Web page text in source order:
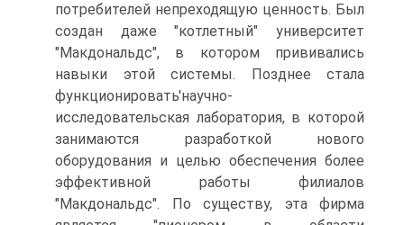
потребителей непреходящую ценность. Был
создан даже "котлетный" университет
"Макдональдс", в котором прививались
навыки этой системы. Позднее стала
функционировать'научно-
исследовательская лаборатория, в которой
занимаются разработкой нового
оборудования и целью обеспечения более
эффективной работы филиалов
"Макдональдс". По существу, эта фирма